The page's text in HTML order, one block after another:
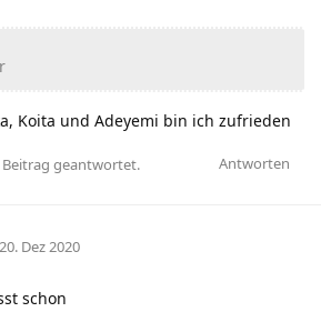
Koita und Adeyemi bin ich zufrieden
Antworten
Beitrag geantwortet.
20. Dez 2020
schon